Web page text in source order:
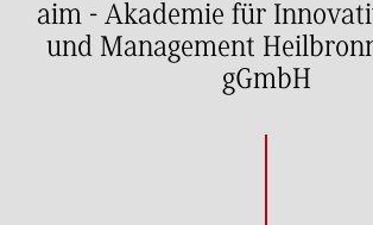
aim - Akademie für
und Management
gGmbH